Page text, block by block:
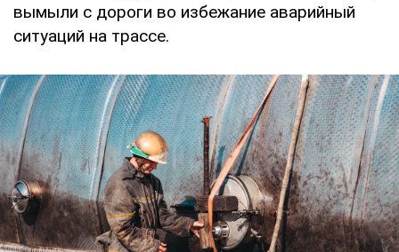
вымыли с дороги во избежание аварийный
ситуаций на трассе.